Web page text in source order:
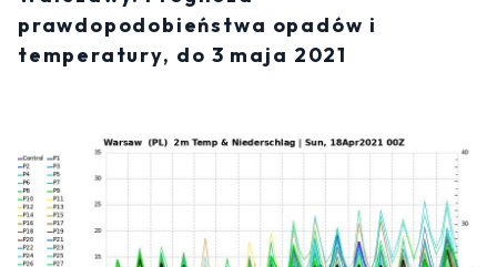
prawdopodobieństwa opadów i
temperatury, do 3 maja 2021